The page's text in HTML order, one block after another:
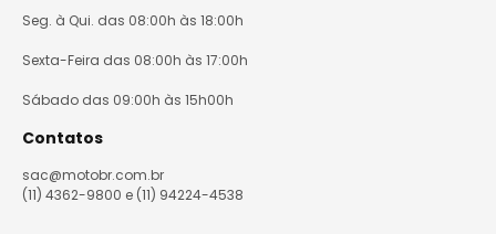
Seg. à Qui. das 08:00h às 18:00h
Sexta-Feira das 08:00h às 17:00h
Sábado das 09:00h às 15h00h
Contatos
sac@motobr.com.br
(11) 4362-9800 e (11) 94224-4538